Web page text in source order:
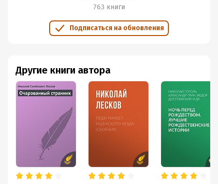
763 книги
Подписаться на обновления
Другие книги автора